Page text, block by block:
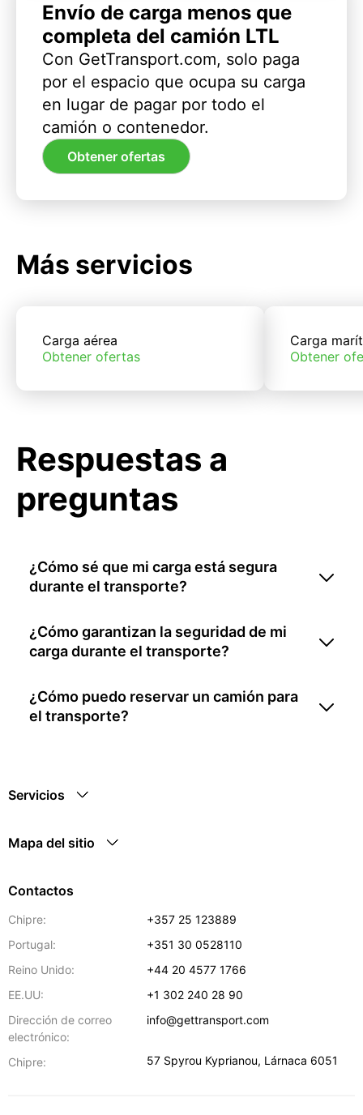
Envío de carga menos que
completa del camión LTL
Con GetTransport.com, solo paga
por el espacio que ocupa su carga
en lugar de pagar por todo el
camión o contenedor.
Obtener ofertas
Más servicios
Carga aérea
Obtener ofertas
Carga
Obtener
Respuestas a
preguntas
¿Cómo sé que mi carga está segura
durante el transporte?
¿Cómo garantizan la seguridad de mi
carga durante el transporte?
¿Cómo puedo reservar un camión para
el transporte?
Servicios
Mapa del sitio
Contactos
Chipre:
+357 25 123889
Portugal:
+351 30 0528110
Reino Unido:
+44 20 4577 1766
EE.UU:
+1 302 240 28 90
Dirección de correo
electrónico:
info@gettransport.com
Chipre: 57 Spyrou Kyprianou, Lárnaca 6051